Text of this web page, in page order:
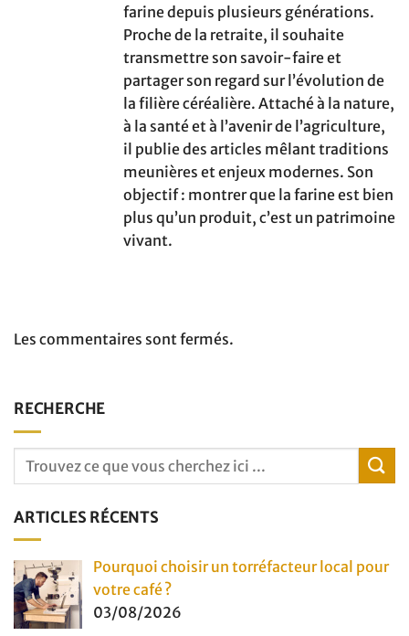
farine depuis plusieurs générations.
Proche de la retraite, il souhaite
transmettre son savoir-faire et
partager son regard sur l’évolution de
la filière céréalière. Attaché à la nature,
à la santé et à l’avenir de l’agriculture,
il publie des articles mêlant traditions
meunières et enjeux modernes. Son
objectif : montrer que la farine est bien
plus qu’un produit, c’est un patrimoine
vivant.
Les commentaires sont fermés.
RECHERCHE
ARTICLES RÉCENTS
Pourquoi choisir un torréfacteur local pour
votre café ?
03/08/2026